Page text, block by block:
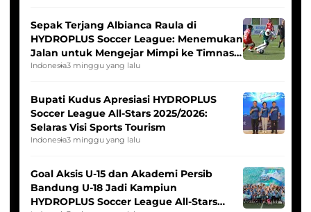
Sepak Terjang Albianca Raula di
HYDROPLUS Soccer League: Menemukan
Jalan untuk Mengejar Mimpi ke Timnas
Indonesia Putri
Indonesia3 minggu yang lalu
Bupati Kudus Apresiasi HYDROPLUS
Soccer League All-Stars 2025/2026:
Selaras Visi Sports Tourism
Indonesia3 minggu yang lalu
Goal Aksis U-15 dan Akademi Persib
Bandung U-18 Jadi Kampiun
HYDROPLUS Soccer League All-Stars